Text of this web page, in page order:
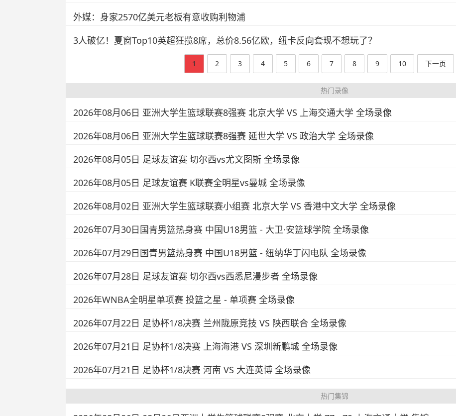
外媒：身家2570亿美元老板有意收购利物浦
3人破亿！夏窗Top10英超狂揽8席，总价8.56亿欧，纽卡反向套现不想玩了？
1 2 3 4 5 6 7 8 9 10 下一页
热门录像
2026年08月06日 亚洲大学生篮球联赛8强赛 北京大学 VS 上海交通大学 全场录像
2026年08月06日 亚洲大学生篮球联赛8强赛 延世大学 VS 政治大学 全场录像
2026年08月05日 足球友谊赛 切尔西vs尤文图斯 全场录像
2026年08月05日 足球友谊赛 K联赛全明星vs曼城 全场录像
2026年08月02日 亚洲大学生篮球联赛小组赛 北京大学 VS 香港中文大学 全场录像
2026年07月30日国青男篮热身赛 中国U18男篮 - 大卫·安篮球学院 全场录像
2026年07月29日国青男篮热身赛 中国U18男篮 - 纽纳华丁闪电队 全场录像
2026年07月28日 足球友谊赛 切尔西vs西悉尼漫步者 全场录像
2026年WNBA全明星单项赛 投篮之星 - 单项赛 全场录像
2026年07月22日 足协杯1/8决赛 兰州陇原竞技 VS 陕西联合 全场录像
2026年07月21日 足协杯1/8决赛 上海海港 VS 深圳新鹏城 全场录像
2026年07月21日 足协杯1/8决赛 河南 VS 大连英博 全场录像
热门集锦